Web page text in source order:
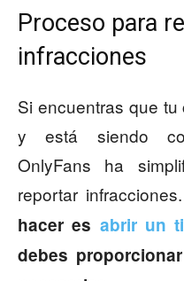
Proceso para
infracciones
Si encuentras que
y está siendo
OnlyFans ha
reportar infracciones.
hacer es abrir un
debes